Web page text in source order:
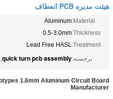
هیئت مدیره PCB انعطاف
Material:
Aluminum
Thickness:
0.5-3.0mm
Treatment:
Lead Free HASL
برجسته:quick turn pcb assembly
,
1.6mm Aluminum Circuit Board
Manufacturer